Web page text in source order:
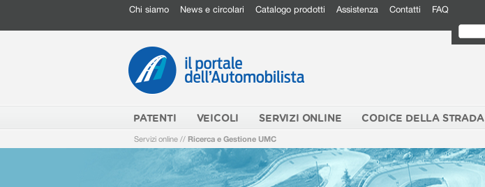
Chi siamo News e circolari Catalogo prodotti Assistenza Contatti FAQ
PATENTI VEICOLI SERVIZI ONLINE CODICE DELLA STRADA
Servizi online // Ricerca e Gestione UMC